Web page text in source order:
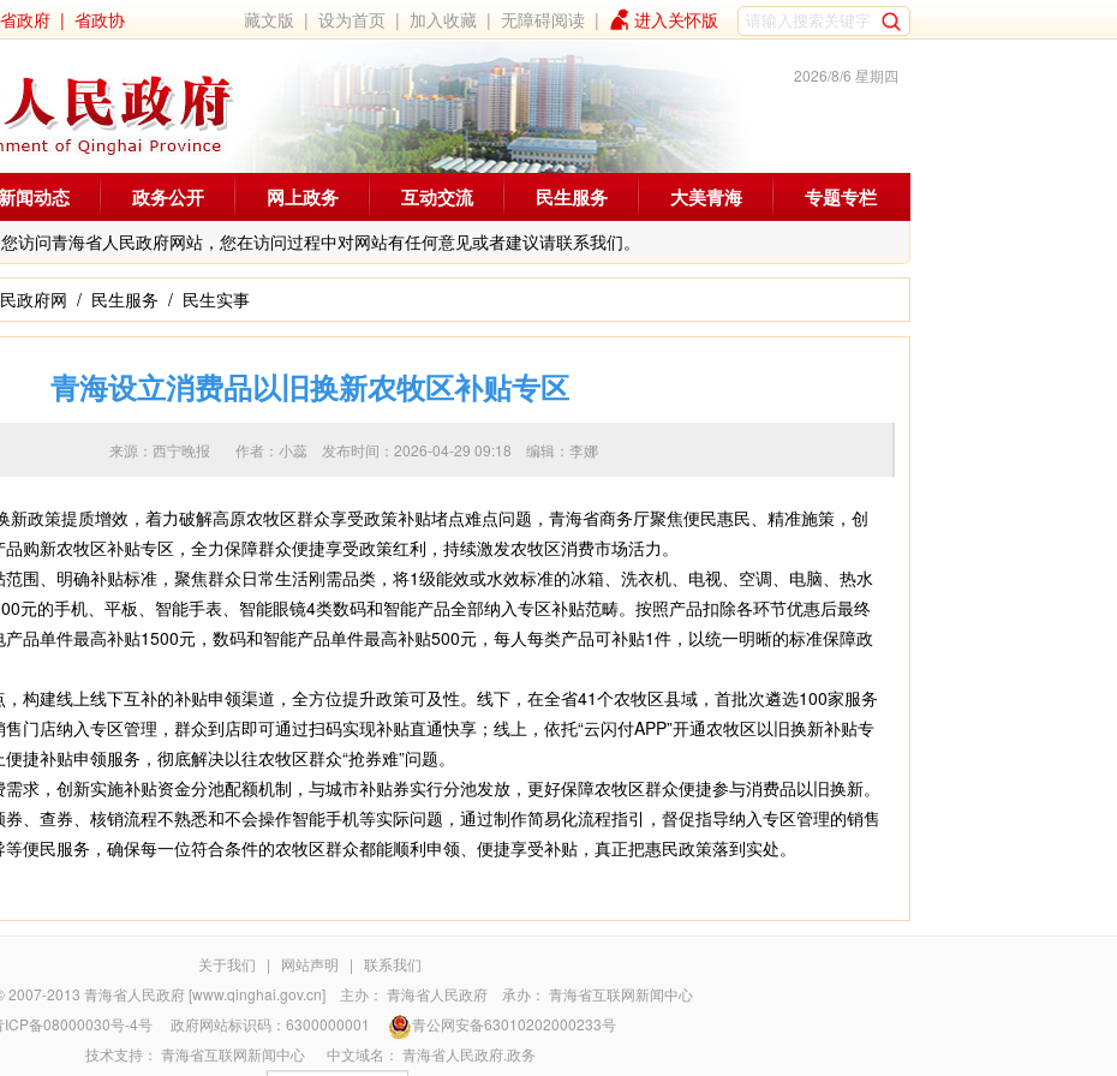
省政府 | 省政协 藏文版 |设为首页 | 加入收藏 |无障碍阅读 | 进入关怀版
2026/8/6 星期四
访问青海省人民政府网站，您在访问过程中对网站有任何意见或者建议请联系我们。
闻动态 政务公开 网上政务 互动交流 民生服务 大美青海 专题专栏
政府网 / 民生服务 / 民生实事
青海设立消费品以旧换新农牧区补贴专区
来源：西宁晚报 作者： 小蕊 发布时间：2026-04-29 09:18 编辑：李娜
策提质增效，着力破解高原农牧区群众享受政策补贴堵点难点问题，青海省商务厅聚焦便民惠民、精准施策，创
购新农牧区补贴专区，全力保障群众便捷享受政策红利，持续激发农牧区消费市场活力。
、明确补贴标准，聚焦群众日常生活刚需品类，将1级能效或水效标准的冰箱、洗衣机、电视、空调、电脑、热水
元的手机、平板、智能手表、智能眼镜4类数码和智能产品全部纳入专区补贴范畴。按照产品扣除各环节优惠后最终
品单件最高补贴1500元，数码和智能产品单件最高补贴500元，每人每类产品可补贴1件，以统一明晰的标准保障政
建线上线下互补的补贴申领渠道，全方位提升政策可及性。线下，在全省41个农牧区县域，首批次遴选100家服务
门店纳入专区管理，群众到店即可通过扫码实现补贴直通快享；线上，依托“云闪付APP”开通农牧区以旧换新补贴专
捷补贴申领服务，彻底解决以往农牧区群众“抢券难”问题。
，创新实施补贴资金分池配额机制，与城市补贴券实行分池发放，更好保障农牧区群众便捷参与消费品以旧换新。
、查券、核销流程不熟悉和不会操作智能手机等实际问题，通过制作简易化流程指引，督促指导纳入专区管理的销售
便民服务，确保每一位符合条件的农牧区群众都能顺利申领、便捷享受补贴，真正把惠民政策落到实处。
关于我们 | 网站声明 | 联系我们
2007-2013 青海省人民政府 [www.qinghai.gov.cn] 主办： 青海省人民政府 承办： 青海省互联网新闻中心
ICP备08000030号-4号政府网站标识码：6300000001
青公网安备63010202000233号
技术支持： 青海省互联网新闻中心中文域名： 青海省人民政府.政务